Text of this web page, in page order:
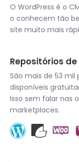
O WordPress é o
o conhecem tão
site muito mais
Repositórios
São mais de 53
disponíveis
Isso sem falar nas
marketplaces.